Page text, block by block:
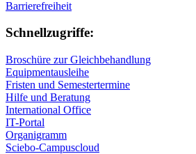
Barrierefreiheit
Schnellzugriffe:
Broschüre zur Gleichbehandlung
Equipmentausleihe
Fristen und Semestertermine
Hilfe und Beratung
International Office
IT-Portal
Organigramm
Sciebo-Campuscloud